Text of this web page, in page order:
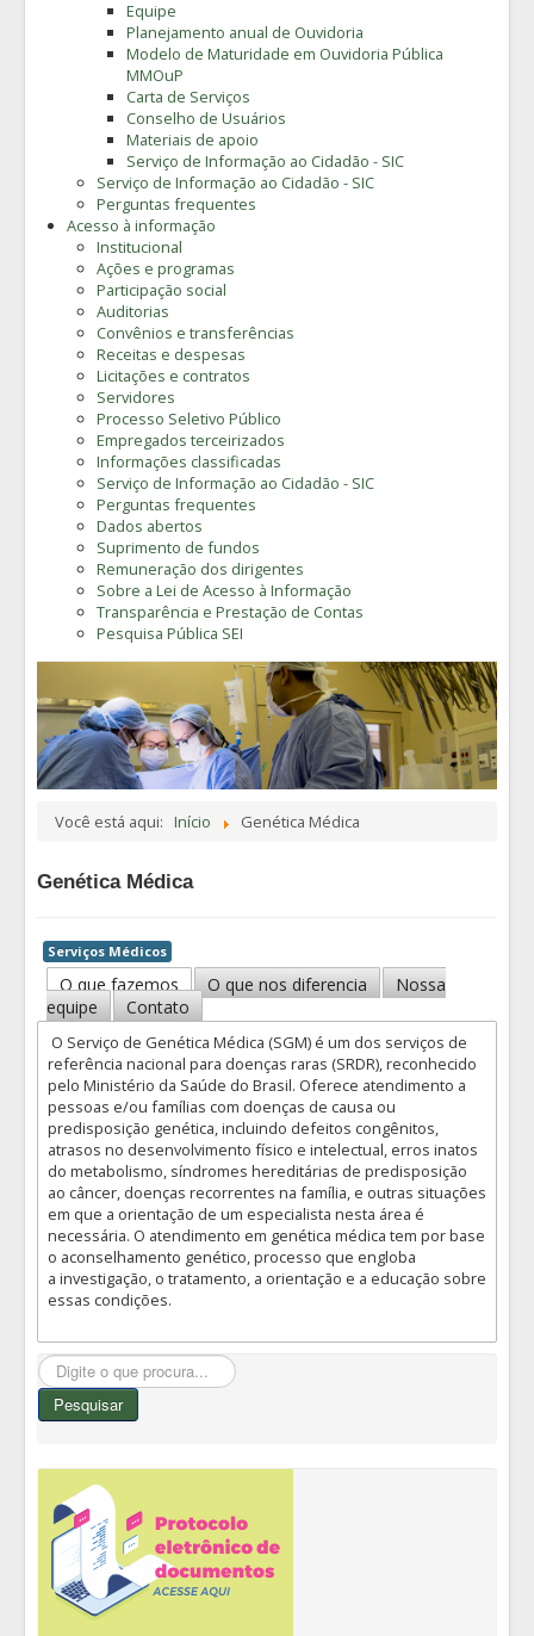
Equipe
Planejamento anual de Ouvidoria
Modelo de Maturidade em Ouvidoria Pública
MMOuP
Carta de Serviços
Conselho de Usuários
Materiais de apoio
Serviço de Informação ao Cidadão - SIC
Serviço de Informação ao Cidadão - SIC
Perguntas frequentes
Acesso à informação
Institucional
Ações e programas
Participação social
Auditorias
Convênios e transferências
Receitas e despesas
Licitações e contratos
Servidores
Processo Seletivo Público
Empregados terceirizados
Informações classificadas
Serviço de Informação ao Cidadão - SIC
Perguntas frequentes
Dados abertos
Suprimento de fundos
Remuneração dos dirigentes
Sobre a Lei de Acesso à Informação
Transparência e Prestação de Contas
Pesquisa Pública SEI
Você está aqui: Início Genética Médica
Genética Médica
Serviços Médicos
O que fazemos O que nos diferencia
Nossa
equipe
Contato
O Serviço de Genética Médica (SGM) é um dos serviços de
referência nacional para doenças raras (SRDR), reconhecido
pelo Ministério da Saúde do Brasil. Oferece atendimento a
pessoas e/ou famílias com doenças de causa ou
predisposição genética, incluindo defeitos congênitos,
atrasos no desenvolvimento físico e intelectual, erros inatos
do metabolismo, síndromes hereditárias de predisposição
ao câncer, doenças recorrentes na família, e outras situações
em que a orientação de um especialista nesta área é
necessária. O atendimento em genética médica tem por base
o aconselhamento genético, processo que engloba
a investigação, o tratamento, a orientação e a educação sobre
essas condições.
Pesquisar...
Pesquisar